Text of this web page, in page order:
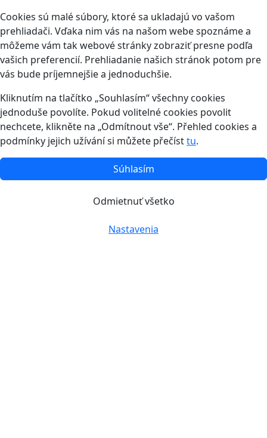
Cookies sú malé súbory, ktoré sa ukladajú vo vašom
prehliadači. Vďaka nim vás na našom webe spoznáme a
môžeme vám tak webové stránky zobraziť presne podľa
vašich preferencií. Prehliadanie našich stránok potom pre
vás bude príjemnejšie a jednoduchšie.
Kliknutím na tlačítko „Souhlasím“ všechny cookies
jednoduše povolíte. Pokud volitelné cookies povolit
nechcete, klikněte na „Odmítnout vše“. Přehled cookies a
podmínky jejich užívání si můžete přečísttu.
Súhlasím
Odmietnuť všetko
Nastavenia